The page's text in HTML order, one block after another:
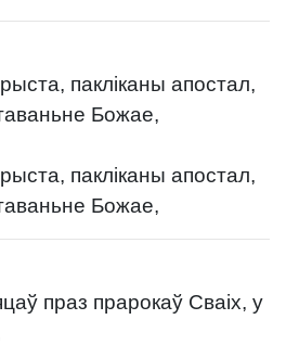
пакліканы апостал,
Божае,
пакліканы апостал,
Божае,
праз прарокаў Сваіх, у